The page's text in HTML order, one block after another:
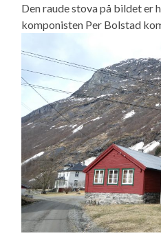
Den raude stova på bildet er
komponisten Per Bolstad